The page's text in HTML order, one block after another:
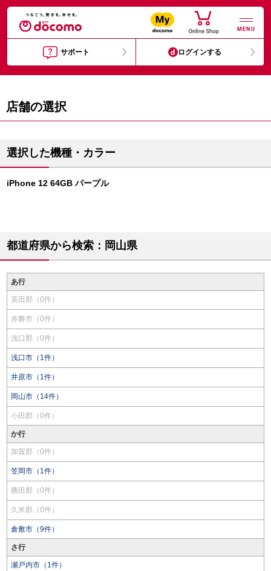
MENU
サポート ログインする
店舗の選択
選択した機種・カラー
iPhone 12 64GB パープル
都道府県から検索：岡山県
あ行
英田郡（0件）
赤磐市（0件）
浅口郡（0件）
浅口市（1件）
井原市（1件）
岡山市（14件）
小田郡（0件）
か行
加賀郡（0件）
笠岡市（1件）
勝田郡（0件）
久米郡（0件）
倉敷市（9件）
さ行
瀬戸内市（1件）